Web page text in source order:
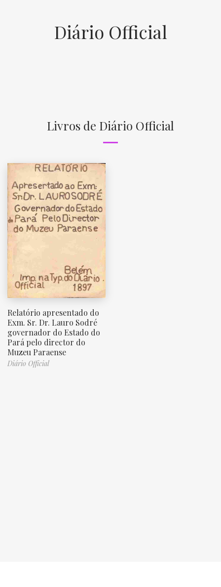
Diário Official
Livros de Diário Official
Relatório apresentado do
Exm. Sr. Dr. Lauro Sodré
governador do Estado do
Pará pelo director do
Muzeu Paraense
Diário Official